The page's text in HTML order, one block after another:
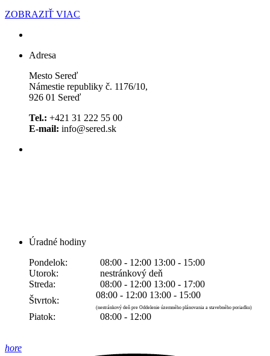
ZOBRAZIŤ VIAC
Adresa
Mesto Sereď
Námestie republiky č. 1176/10,
926 01 Sereď
Tel.: +421 31 222 55 00
E-mail: info@sered.sk
Úradné hodiny
Pondelok:
08:00 - 12:00 13:00 - 15:00
Utorok:
nestránkový deň
Streda:
08:00 - 12:00 13:00 - 17:00
Štvrtok:
08:00 - 12:00 13:00 - 15:00
(nestránkový deň pre Oddelenie územného plánovania a stavebného poriadku)
Piatok: 08:00 - 12:00
hore